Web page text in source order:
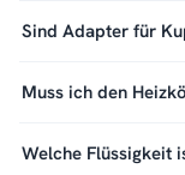
Sind Adapter für
Muss ich den
Welche Flüssigkeit